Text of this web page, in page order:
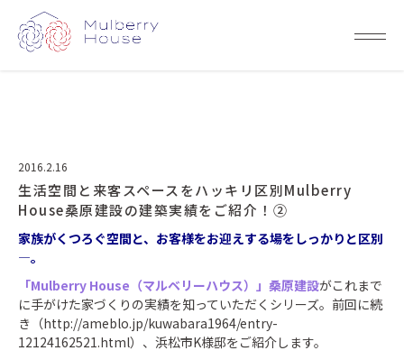
2016.2.16
生活空間と来客スペースをハッキリ区別Mulberry
House桑原建設の建築実績をご紹介！②
家族がくつろぐ空間と、お客様をお迎えする場をしっかりと区別
―。
「Mulberry House（マルベリーハウス）」桑原建設がこれまで
に手がけた家づくりの実績を知っていただくシリーズ。前回に続
き（http://ameblo.jp/kuwabara1964/entry-
12124162521.html）、浜松市K様邸をご紹介します。